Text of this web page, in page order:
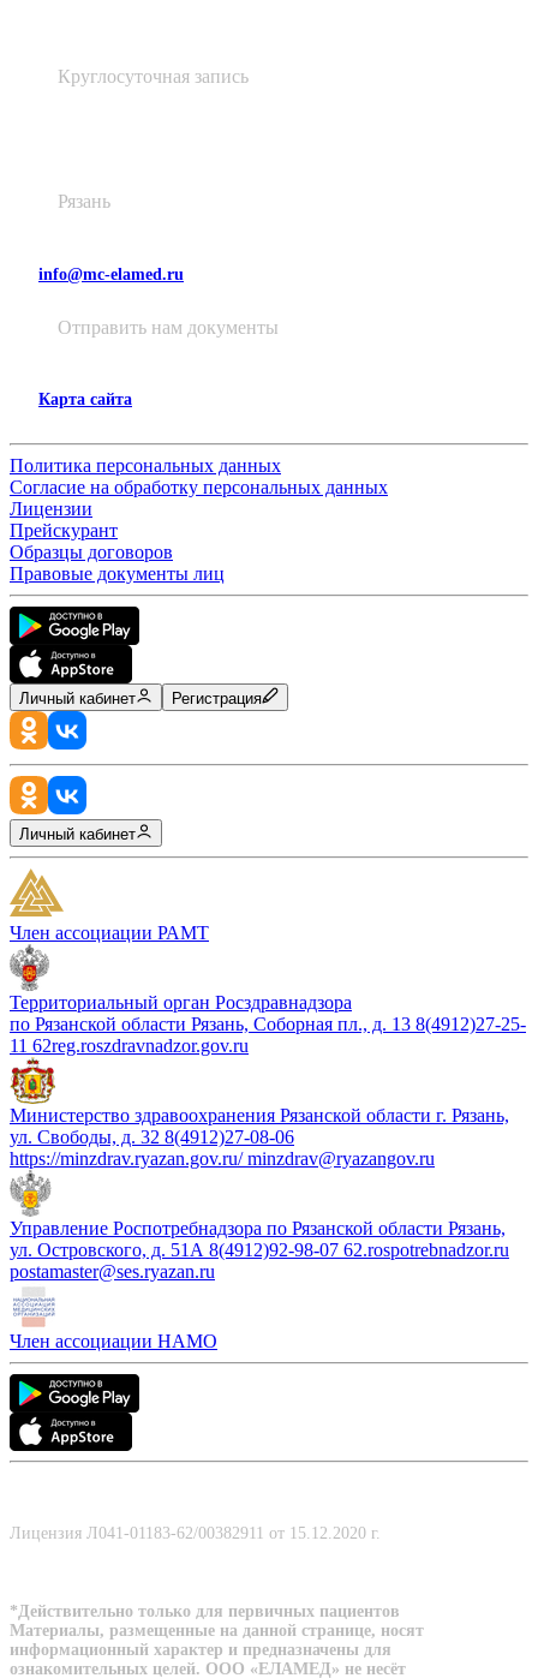
Круглосуточная запись
Рязань
info@mc-elamed.ru
Отправить нам документы
Карта сайта
Политика персональных данных
Согласие на обработку персональных данных
Лицензии
Прейскурант
Образцы договоров
Правовые документы лиц
Личный кабинет Регистрация
Личный кабинет
Член ассоциации РАМТ
Территориальный орган Росздравнадзора
по Рязанской области Рязань, Соборная пл., д. 13 8(4912)27-25-
11 62reg.roszdravnadzor.gov.ru
Министерство здравоохранения Рязанской области г. Рязань,
ул. Свободы, д. 32 8(4912)27-08-06
https://minzdrav.ryazan.gov.ru/ minzdrav@ryazangov.ru
Управление Роспотребнадзора по Рязанской области Рязань,
ул. Островского, д. 51А 8(4912)92-98-07 62.rospotrebnadzor.ru
postamaster@ses.ryazan.ru
Член ассоциации НАМО
Лицензия Л041-01183-62/00382911 от 15.12.2020 г.
*Действительно только для первичных пациентов
Материалы, размещенные на данной странице, носят
информационный характер и предназначены для
ознакомительных целей. ООО «ЕЛАМЕД» не несёт